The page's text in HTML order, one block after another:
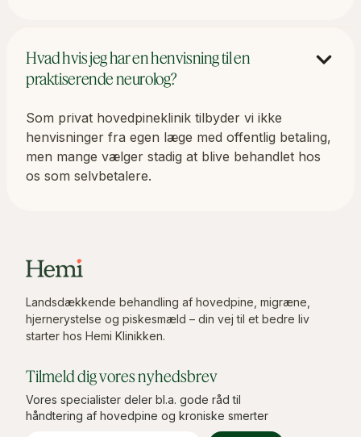
Hvad hvis jeg har en henvisning til en
praktiserende neurolog?
Som privat hovedpineklinik tilbyder vi ikke
henvisninger fra egen læge med offentlig betaling,
men mange vælger stadig at blive behandlet hos
os som selvbetalere.
Landsdækkende behandling af hovedpine, migræne,
hjernerystelse og piskesmæld – din vej til et bedre liv
starter hos Hemi Klinikken.
Tilmeld dig vores nyhedsbrev
Vores specialister deler bl.a. gode råd til
håndtering af hovedpine og kroniske smerter